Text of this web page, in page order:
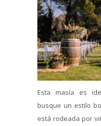
Esta masía es
busque un estilo
está rodeada por